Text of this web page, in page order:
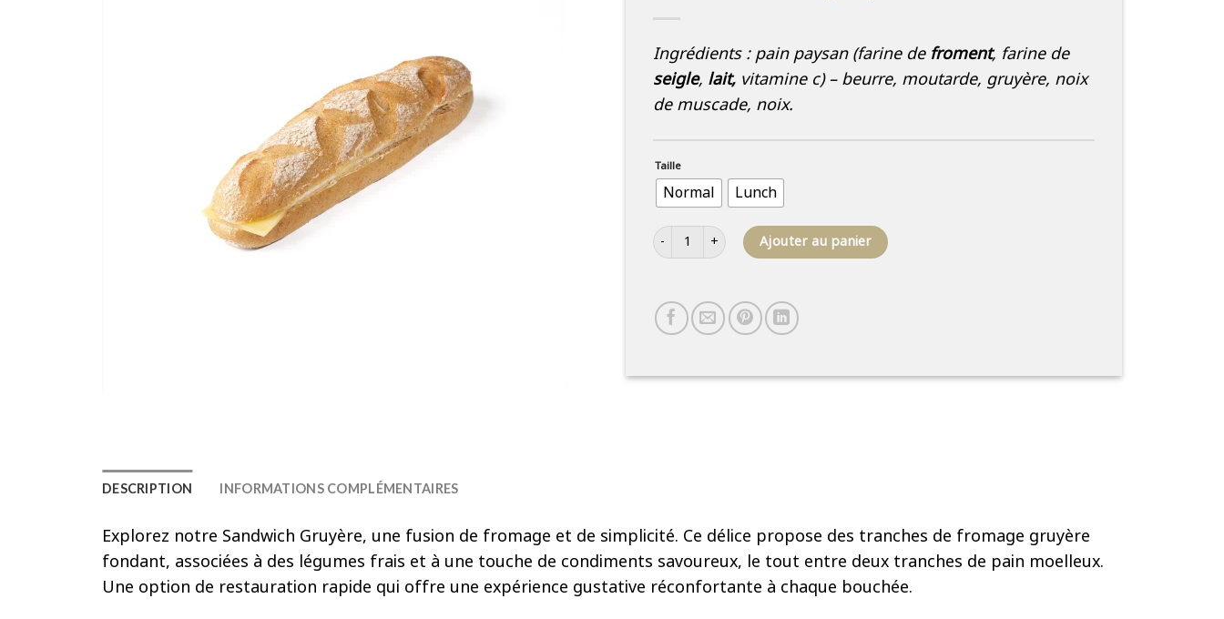
Ingrédients : pain paysan (farine de froment, farine de
seigle, lait, vitamine c) – beurre, moutarde, gruyère, noix
de muscade, noix.
Taille
Normal Lunch
quantité de Sandwich au gruyère
Ajouter au panier
DESCRIPTION INFORMATIONS COMPLÉMENTAIRES
Explorez notre Sandwich Gruyère, une fusion de fromage et de simplicité. Ce délice propose des tranches de fromage gruyère
fondant, associées à des légumes frais et à une touche de condiments savoureux, le tout entre deux tranches de pain moelleux.
Une option de restauration rapide qui offre une expérience gustative réconfortante à chaque bouchée.